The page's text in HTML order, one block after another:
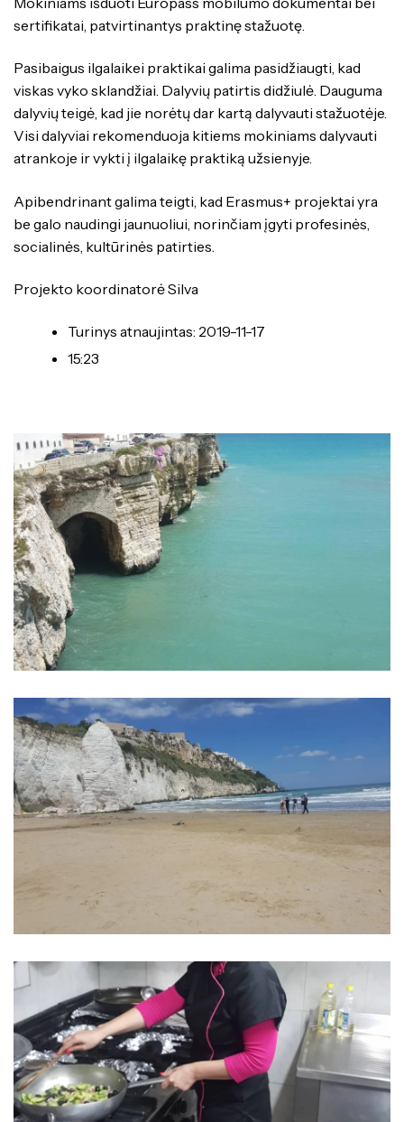
sertifikatai, patvirtinantys praktinę stažuotę.
Pasibaigus ilgalaikei praktikai galima pasidžiaugti, kad
viskas vyko sklandžiai. Dalyvių patirtis didžiulė. Dauguma
dalyvių teigė, kad jie norėtų dar kartą dalyvauti stažuotėje.
Visi dalyviai rekomenduoja kitiems mokiniams dalyvauti
atrankoje ir vykti į ilgalaikę praktiką užsienyje.
Apibendrinant galima teigti, kad Erasmus+ projektai yra
be galo naudingi jaunuoliui, norinčiam įgyti profesinės,
socialinės, kultūrinės patirties.
Projekto koordinatorė Silva
Turinys atnaujintas: 2019-11-17
15:23